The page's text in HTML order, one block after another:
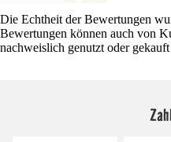
Die Echtheit der Bewertungen
Bewertungen können auch von
nachweislich genutzt oder gekauft